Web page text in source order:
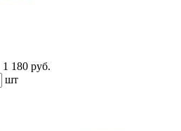
1 180 руб.
шт